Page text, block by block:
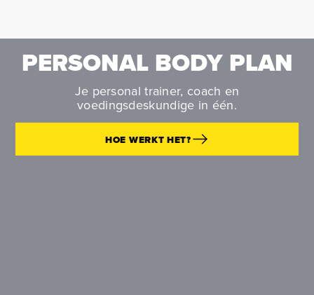
PERSONAL BODY PLAN
Je personal trainer, coach en
voedingsdeskundige in één.
HOE WERKT HET?